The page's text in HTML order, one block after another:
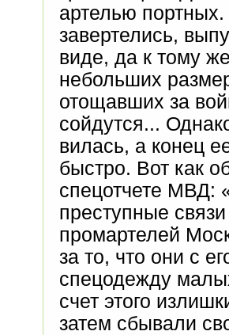
артелью
завертелись,
виде, да к тому
небольших
отощавших за
сойдутся...
вилась, а конец
быстро. Вот как
спецотчете МВД:
преступные
промартелей
за то, что они с
спецодежду
счет этого
затем сбывали